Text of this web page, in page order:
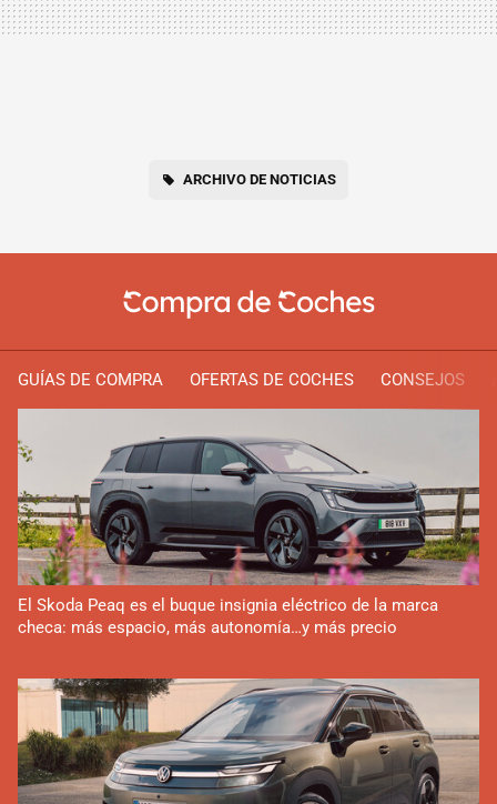
ARCHIVO DE NOTICIAS
GUÍAS DE COMPRA OFERTAS DE COCHES CONSEJOS
El Skoda Peaq es el buque insignia eléctrico de la marca
checa: más espacio, más autonomía…y más precio